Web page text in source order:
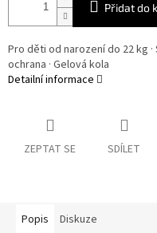
Přidat do
Pro děti od narození do 22 kg ·
ochrana · Gelová kola
Detailní informace
ZEPTAT SE SDÍLET
Popis Diskuze